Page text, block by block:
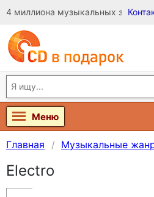
4 миллиона музыкальных записей
Меню
Главная Музыкальные
Electro